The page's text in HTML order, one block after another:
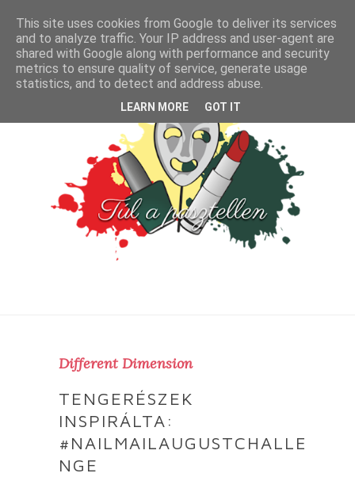
Different Dimension
TENGERÉSZEK
INSPIRÁLTA:
#NAILMAILAUGUSTCHALLE
NGE
This site uses cookies from Google to deliver its services
and to analyze traffic. Your IP address and user-agent are
shared with Google along with performance and security
metrics to ensure quality of service, generate usage
statistics, and to detect and address abuse.
LEARN MORE GOT IT